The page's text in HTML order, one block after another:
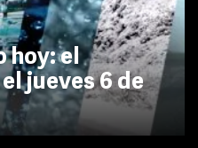
hoy: el
jueves 6 de